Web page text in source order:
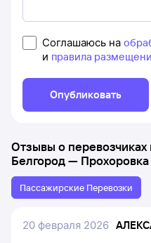
Соглашаюсь на
и правила
Опубликовать
Отзывы о перевозчиках
Белгород— Прохоровка
Пассажирские Перевозки
20 февраля 2026